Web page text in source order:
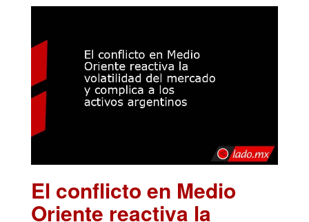
El conflicto en Medio
Oriente reactiva la